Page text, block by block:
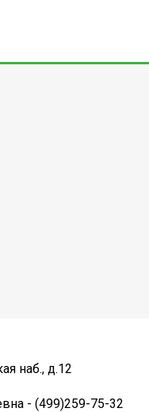
наб., д.12
- (499)259-75-32